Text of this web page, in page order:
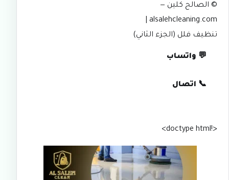
© الصالح كلين —
alsalehcleaning.com
تنظيف فلل (الجزء الثاني)
💬 واتساب
📞 اتصال
<!doctype html>